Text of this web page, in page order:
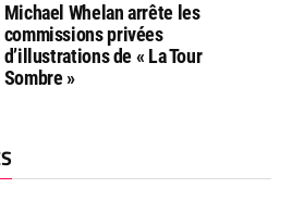
Michael Whelan arrête les
commissions privées
d’illustrations de « La Tour
Sombre »